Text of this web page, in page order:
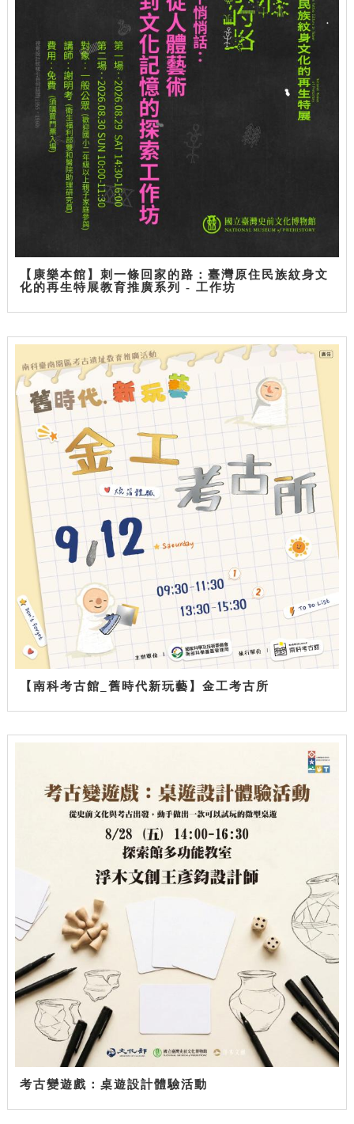
【康樂本館】刺一條回家的路：臺灣原住民族紋身文
化的再生特展教育推廣系列 - 工作坊
【南科考古館_舊時代新玩藝】金工考古所
考古變遊戲：桌遊設計體驗活動